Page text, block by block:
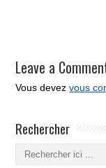
Leave a
Vous devezvous
Rechercher